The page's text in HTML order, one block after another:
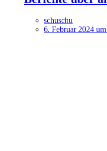
schuschu
6. Februar 2024